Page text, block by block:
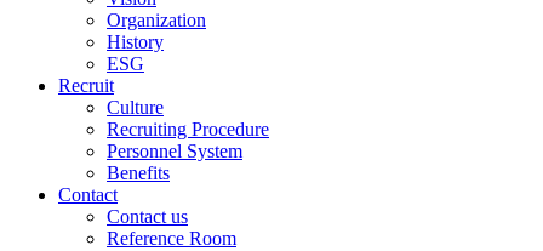
Organization
History
ESG
Recruit
Culture
Recruiting Procedure
Personnel System
Benefits
Contact
Contact us
Reference Room